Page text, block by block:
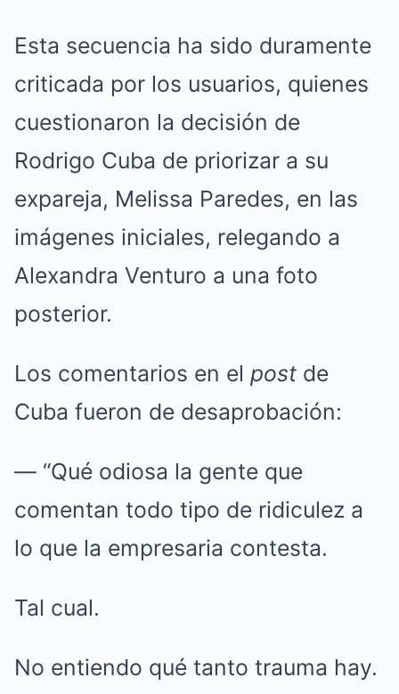
Esta secuencia ha sido duramente
criticada por los usuarios, quienes
cuestionaron la decisión de
Rodrigo Cuba de priorizar a su
expareja, Melissa Paredes, en las
imágenes iniciales, relegando a
Alexandra Venturo a una foto
posterior.
Los comentarios en el post de
Cuba fueron de desaprobación:
— “Qué odiosa la gente que
comentan todo tipo de ridiculez a
lo que la empresaria contesta.
Tal cual.
No entiendo qué tanto trauma hay.